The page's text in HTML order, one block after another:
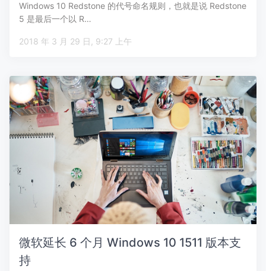
Windows 10 Redstone 的代号命名规则，也就是说 Redstone
5 是最后一个以 R…
2018 年 3 月 29 日, 9:27 上午
微软延长 6 个月 Windows 10 1511 版本支
持